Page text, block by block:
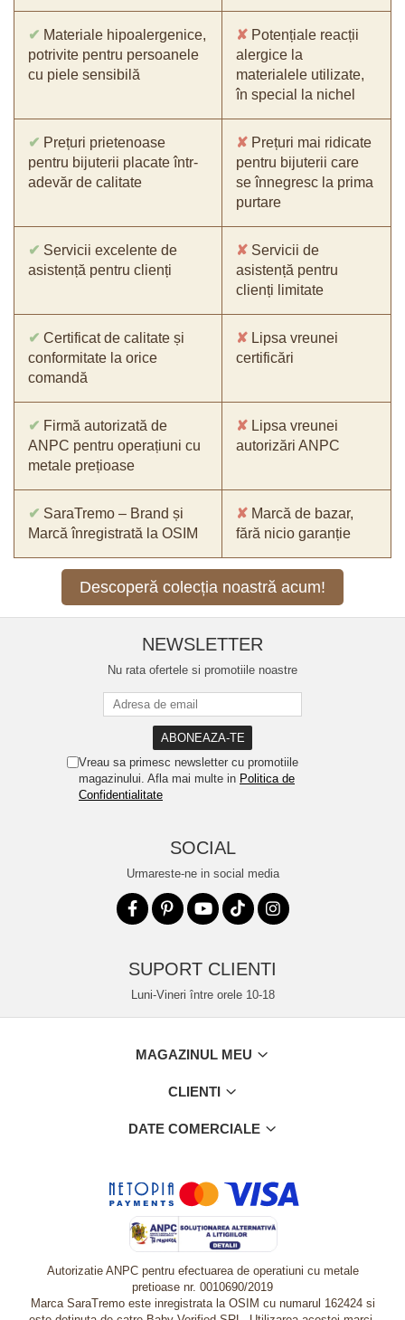
✔ Materiale hipoalergenice,
potrivite pentru persoanele
cu piele sensibilă
✘ Potențiale reacții
alergice la
materialele utilizate,
în special la nichel
✔ Prețuri prietenoase
pentru bijuterii placate într-
adevăr de calitate
✘ Prețuri mai ridicate
pentru bijuterii care
se înnegresc la prima
purtare
✔ Servicii excelente de
asistență pentru clienți
✘ Servicii de
asistență pentru
clienți limitate
✔ Certificat de calitate și
conformitate la orice
comandă
✘ Lipsa vreunei
certificări
✔ Firmă autorizată de
ANPC pentru operațiuni cu
metale prețioase
✘ Lipsa vreunei
autorizări ANPC
✔ SaraTremo – Brand și
Marcă înregistrată la OSIM
✘ Marcă de bazar,
fără nicio garanție
Descoperă colecția noastră acum!
NEWSLETTER
Nu rata ofertele si promotiile noastre
Vreau sa primesc newsletter cu promotiile
magazinului. Afla mai multe in Politica de
Confidentialitate
SOCIAL
Urmareste-ne in social media
SUPORT CLIENTI
Luni-Vineri între orele 10-18
MAGAZINUL MEU
CLIENTI
DATE COMERCIALE
Autorizatie ANPC pentru efectuarea de operatiuni cu metale
pretioase nr. 0010690/2019
Marca SaraTremo este inregistrata la OSIM cu numarul 162424 si